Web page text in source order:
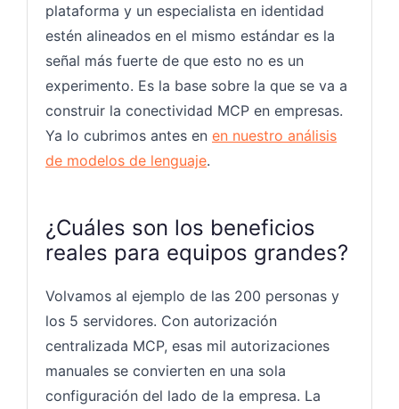
plataforma y un especialista en identidad
estén alineados en el mismo estándar es la
señal más fuerte de que esto no es un
experimento. Es la base sobre la que se va a
construir la conectividad MCP en empresas.
Ya lo cubrimos antes en en nuestro análisis
de modelos de lenguaje.
¿Cuáles son los beneficios
reales para equipos grandes?
Volvamos al ejemplo de las 200 personas y
los 5 servidores. Con autorización
centralizada MCP, esas mil autorizaciones
manuales se convierten en una sola
configuración del lado de la empresa. La